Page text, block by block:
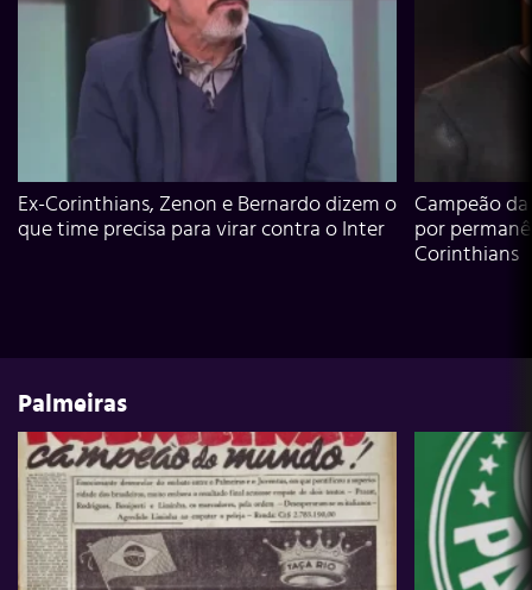
Ex-Corinthians, Zenon e Bernardo dizem o
que time precisa para virar contra o Inter
Campeão
por
Corinthians
Palmeiras